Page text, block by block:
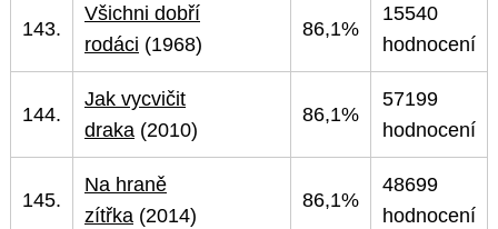
143.
Všichni dobří
rodáci (1968)
86,1%
15540
hodnocení
144.
Jak vycvičit
draka (2010)
86,1%
57199
hodnocení
145.
Na hraně
zítřka (2014)
86,1%
48699
hodnocení